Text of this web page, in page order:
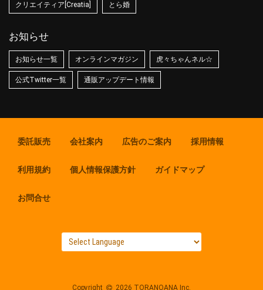
クリエイティア[Creatia] とら婚
お知らせ
お知らせ一覧 オンラインマガジン 虎々ちゃんネル☆
公式Twitter一覧 通販アップデート情報
委託販売 会社案内 広告のご案内 採用情報
利用規約 個人情報保護方針 ガイドマップ
お問合せ
Copyright 2026 TORANOANA Inc.